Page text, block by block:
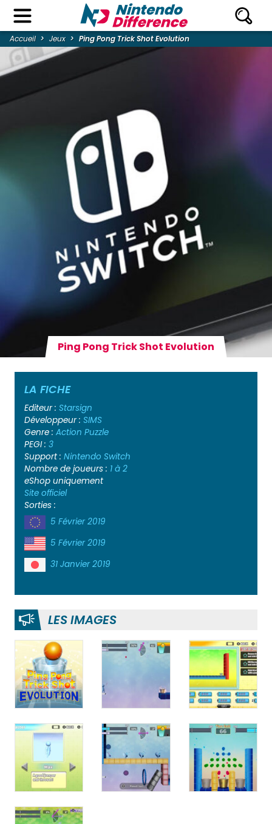
Accueil Jeux Ping Pong Trick Shot Evolution
Ping Pong Trick Shot Evolution
LA FICHE
Editeur : Starsign
Développeur : SIMS
Genre : Action Puzzle
PEGI : 3
Support : Nintendo Switch
Nombre de joueurs : 1 à 2
eShop uniquement
Site officiel
Sorties :
5 Février 2019
5 Février 2019
31 Janvier 2019
LES IMAGES